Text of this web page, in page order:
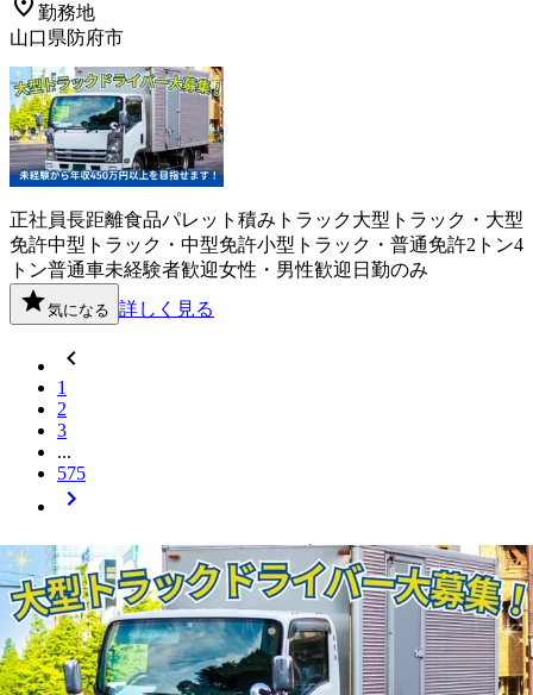
勤務地
山口県防府市
正社員長距離食品パレット積み トラック大型トラック・大型
免許中型トラック・中型免許小型トラック・普通免許2トン4
トン普通車未経験者歓迎女性・男性歓迎 日勤のみ
気になる 詳しく見る
1
2
3
...
575
全国の小型トラック・普通免許ドライ
バー求人を探す
栃木県群馬県埼玉県千葉県東京都神奈川県滋賀県京都府大阪
府兵庫県和歌山県青森県岩手県宮城県 岐阜県 静岡県三重県山